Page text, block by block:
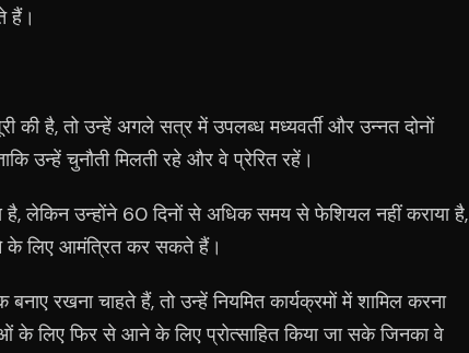
हैं।
की है, तो उन्हें अगले सत्र में उपलब्ध मध्यवर्ती और उन्नत दोनों
उन्हें चुनौती मिलती रहे और वे प्रेरित रहें।
लेकिन उन्होंने 60 दिनों से अधिक समय से फेशियल नहीं कराया है,
के लिए आमंत्रित कर सकते हैं।
रखना चाहते हैं, तो उन्हें नियमित कार्यक्रमों में शामिल करना
के लिए फिर से आने के लिए प्रोत्साहित किया जा सके जिनका वे